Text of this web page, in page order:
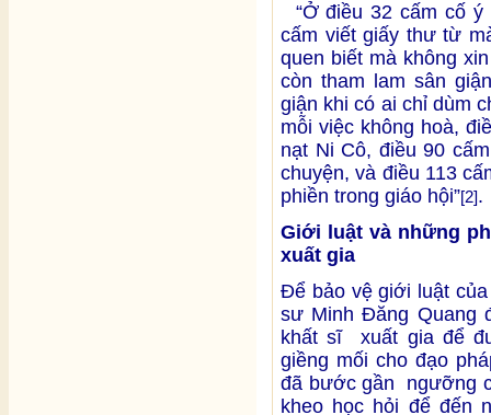
“Ở điều 32 cấm cố ý
cấm viết giấy thư từ
quen biết mà không
còn tham lam sân
giận khi có ai chỉ dùm
mỗi việc không hoà,
nạt Ni Cô, điều 90
chuyện, và điều 113
phiền trong giáo hội”[2].
Giới luật và những
xuất gia
Để bảo vệ giới luật
sư Minh Đăng Quang
khất sĩ xuất gia để
giềng mối cho đạo
đã bước gần ngưỡng
kheo học hỏi để đến